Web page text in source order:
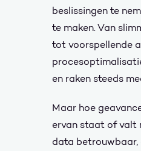
beslissingen te
te maken. Van
tot voorspellende
en raken steeds
Maar hoe
ervan staat of valt
data betrouwbaar,